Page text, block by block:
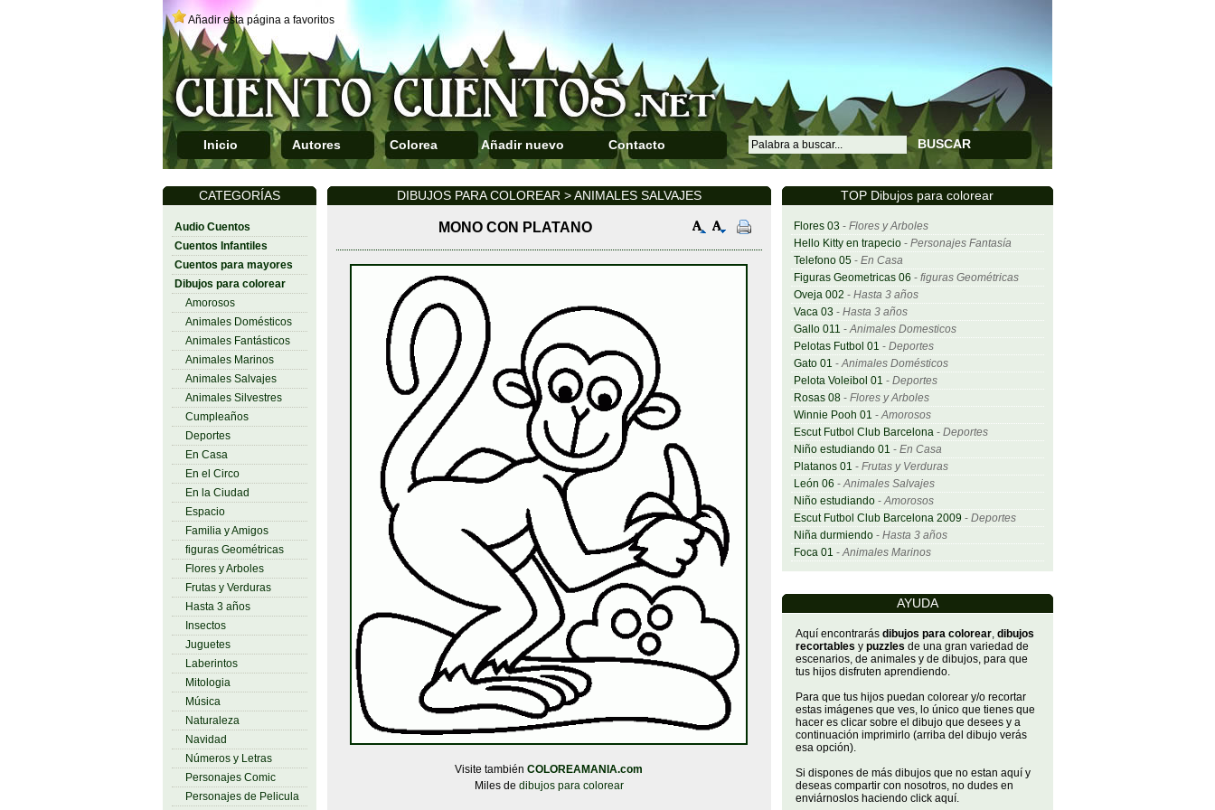
Añadir esta página a favoritos
Inicio Autores Colorea Añadir nuevo Contacto BUSCAR
TOP Dibujos para colorear
Flores 03 - Flores y Arboles
Hello Kitty en trapecio- Personajes Fantasía
Telefono 05- En Casa
Figuras Geometricas 06 - figuras Geométricas
Oveja 002 - Hasta 3 años
Vaca 03 - Hasta 3 años
Gallo 011 -Animales Domesticos
Pelotas Futbol 01 - Deportes
Gato 01 -Animales Domésticos
Pelota Voleibol 01 - Deportes
Rosas 08- Flores y Arboles
Winnie Pooh 01 -Amorosos
Escut Futbol Club Barcelona- Deportes
Niño estudiando 01 - En Casa
Platanos 01 - Frutas y Verduras
León 06 -Animales Salvajes
Niño estudiando-Amorosos
Escut Futbol Club Barcelona 2009 - Deportes
Niña durmiendo- Hasta 3 años
Foca 01 -Animales Marinos
AYUDA
Aquí encontrarás dibujos para colorear, dibujos
recortables y puzzles de una gran variedad de
escenarios, de animales y de dibujos, para que
tus hijos disfruten aprendiendo.
Para que tus hijos puedan colorear y/o recortar
estas imágenes que ves, lo único que tienes que
hacer es clicar sobre el dibujo que desees y a
continuación imprimirlo (arriba del dibujo verás
esa opción).
Si dispones de más dibujos que no estan aquí y
deseas compartir con nosotros, no dudes en
enviárnoslos haciendo click aquí.
CATEGORÍAS
Audio Cuentos
Cuentos Infantiles
Cuentos para mayores
Dibujos para colorear
Amorosos
Animales Domésticos
Animales Fantásticos
Animales Marinos
Animales Salvajes
Animales Silvestres
Cumpleaños
Deportes
En Casa
En el Circo
En la Ciudad
Espacio
Familia y Amigos
figuras Geométricas
Flores y Arboles
Frutas y Verduras
Hasta 3 años
Insectos
Juguetes
Laberintos
Mitologia
Música
Naturaleza
Navidad
Números y Letras
Personajes Comic
Personajes de Pelicula
DIBUJOS PARA COLOREAR > ANIMALES SALVAJES
MONO CON PLATANO
Visite también COLOREAMANIA.com
Miles de dibujos para colorear